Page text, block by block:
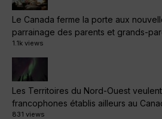
Le Canada ferme la porte aux
parrainage des parents et grands-
1.1k views
Les Territoires du Nord-Ouest
francophones établis ailleurs au
831 views